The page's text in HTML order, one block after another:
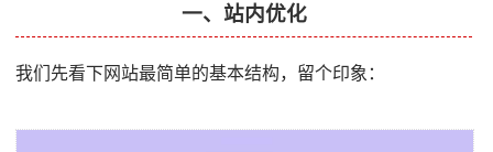
一、站内优化
我们先看下网站最简单的基本结构，留个印象：